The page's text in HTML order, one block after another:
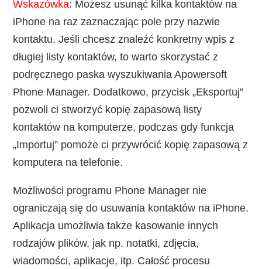
Wskazówka: Możesz usunąć kilka kontaktów na
iPhone na raz zaznaczając pole przy nazwie
kontaktu. Jeśli chcesz znaleźć konkretny wpis z
długiej listy kontaktów, to warto skorzystać z
podręcznego paska wyszukiwania Apowersoft
Phone Manager. Dodatkowo, przycisk „Eksportuj”
pozwoli ci stworzyć kopię zapasową listy
kontaktów na komputerze, podczas gdy funkcja
„Importuj” pomoże ci przywrócić kopię zapasową z
komputera na telefonie.
Możliwości programu Phone Manager nie
ograniczają się do usuwania kontaktów na iPhone.
Aplikacja umożliwia także kasowanie innych
rodzajów plików, jak np. notatki, zdjęcia,
wiadomości, aplikacje, itp. Całość procesu